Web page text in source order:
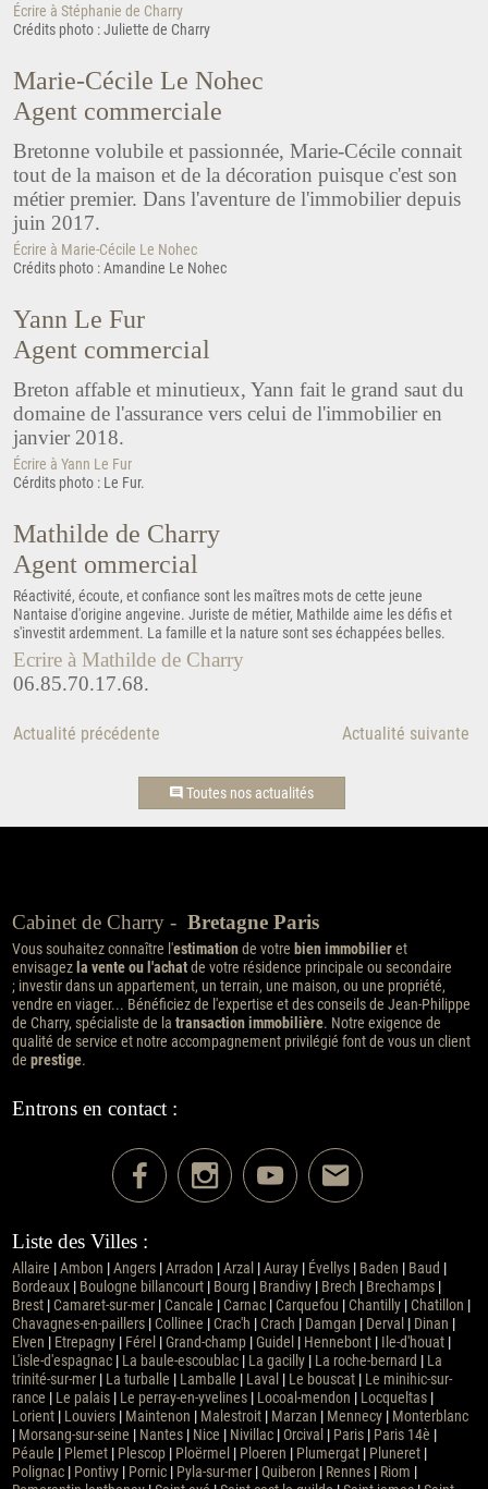
Écrire à Stéphanie de Charry
Crédits photo : Juliette de Charry
Marie-Cécile Le Nohec
Agent commerciale
Bretonne volubile et passionnée, Marie-Cécile connait
tout de la maison et de la décoration puisque c'est son
métier premier. Dans l'aventure de l'immobilier depuis
juin 2017.
Écrire à Marie-Cécile Le Nohec
Crédits photo : Amandine Le Nohec
Yann Le Fur
Agent commercial
Breton affable et minutieux, Yann fait le grand saut du
domaine de l'assurance vers celui de l'immobilier en
janvier 2018.
Écrire à Yann Le Fur
Cérdits photo : Le Fur.
Mathilde de Charry
Agent ommercial
Réactivité, écoute, et confiance sont les maîtres mots de cette jeune
Nantaise d'origine angevine. Juriste de métier, Mathilde aime les défis et
s'investit ardemment. La famille et la nature sont ses échappées belles.
Ecrire à Mathilde de Charry
06.85.70.17.68.
Actualité précédente Actualité suivante
Toutes nos actualités
Cabinet de Charry - Bretagne Paris
Vous souhaitez connaître l'estimationde votre bien immobilieret
envisagezla vente ou l'achatde votre résidence principale ou secondaire
; investir dans un appartement, un terrain, une maison, ou une propriété,
vendre en viager... Bénéficiez de l'expertise et des conseils de Jean-Philippe
de Charry, spécialiste de la transaction immobilière. Notre exigence de
qualité de service et notre accompagnement privilégié font de vous un client
de prestige.
Entrons en contact :
Liste des Villes :
Allaire |Ambon |Angers|Arradon |Arzal |Auray| Évellys| Baden | Baud |
Bordeaux| Boulogne billancourt| Bourg | Brandivy| Brech | Brechamps|
Brest|Camaret-sur-mer|Cancale |Carnac|Carquefou |Chantilly|Chatillon |
Chavagnes-en-paillers|Collinee |Crac'h |Crach | Damgan | Derval | Dinan |
Elven | Etrepagny| Férel |Grand-champ|Guidel | Hennebont| Ile-d'houat|
L'isle-d'espagnac| La baule-escoublac| La gacilly| La roche-bernard | La
trinité-sur-mer| La turballe | Lamballe | Laval | Le bouscat| Le minihic-sur-
rance | Le palais| Le perray-en-yvelines| Locoal-mendon | Locqueltas|
Lorient| Louviers| Maintenon | Malestroit| Marzan | Mennecy| Monterblanc
| Morsang-sur-seine | Nantes| Nice | Nivillac| Orcival | Paris| Paris 14è |
Péaule | Plemet| Plescop| Ploërmel | Ploeren | Plumergat| Pluneret|
Polignac| Pontivy| Pornic| Pyla-sur-mer|Quiberon | Rennes| Riom |